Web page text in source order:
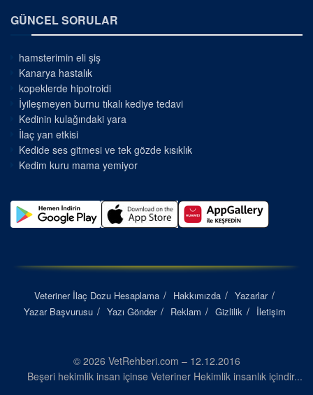
GÜNCEL SORULAR
hamsterimin eli şiş
Kanarya hastalık
kopeklerde hipotroidi
İyileşmeyen burnu tıkalı kediye tedavi
Kedinin kulağındaki yara
İlaç yan etkisi
Kedide ses gitmesi ve tek gözde kısıklık
Kedim kuru mama yemiyor
Veteriner İlaç Dozu Hesaplama Hakkımızda
Yazarlar
Yazar Başvurusu
Yazı Gönder Reklam Gizlilik İletişim
© 2026 VetRehberi.com – 12.12.2016
Beşeri hekimlik insan içinse Veteriner Hekimlik insanlık içindir...